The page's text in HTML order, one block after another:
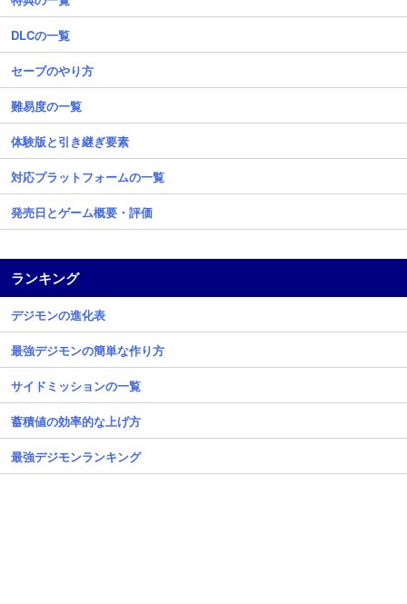
DLCの一覧
セーブのやり方
難易度の一覧
体験版と引き継ぎ要素
対応プラットフォームの一覧
発売日とゲーム概要・評価
ランキング
デジモンの進化表
最強デジモンの簡単な作り方
サイドミッションの一覧
蓄積値の効率的な上げ方
最強デジモンランキング